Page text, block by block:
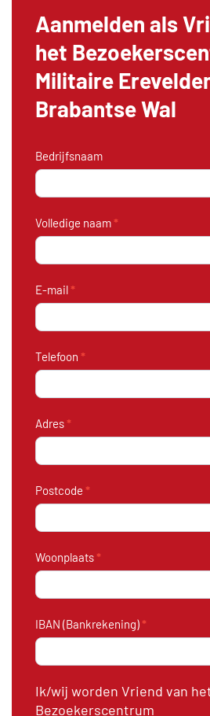
Aanmelden als
het
Militaire
Brabantse Wal
Aanmelding
Vrienden
van
Bedrijfsnaam
Volledige naam*
E-mail*
Telefoon *
Adres*
Postcode *
Woonplaats*
IBAN (Bankrekening)*
Ik/wij worden Vriend van
Bezoekerscentrum